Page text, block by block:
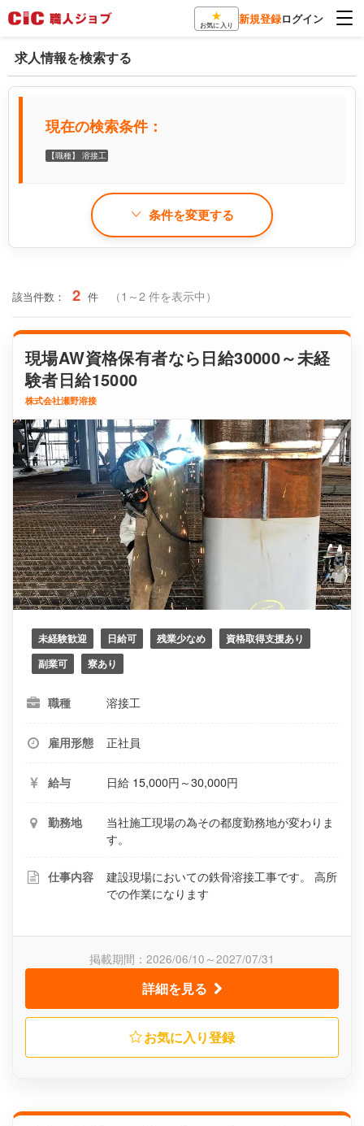
★
お気に入り 新規登録ログイン
求人情報を検索する
現在の検索条件：
【職種】 溶接工
条件を変更する
該当件数： 2 件 （1～2 件を表示中）
現場AW資格保有者なら日給30000～未経
験者日給15000
株式会社瀬野溶接
未経験歓迎 日給可 残業少なめ
資格取得支援あり
副業可
寮あり
職種 溶接工
雇用形態 正社員
給与 日給 15,000円～30,000円
勤務地
当社施工現場の為その都度勤務地が変わりま
す。
仕事内容
建設現場においての鉄骨溶接工事です。 高所
での作業になります
掲載期間：2026/06/10～2027/07/31
詳細を見る
お気に入り登録